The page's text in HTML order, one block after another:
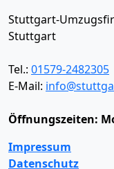
Stuttgart-
Stuttgart
Tel.: 01579-2482305
E-Mail:
Öffnungszeiten:
Impressum
Datenschutz